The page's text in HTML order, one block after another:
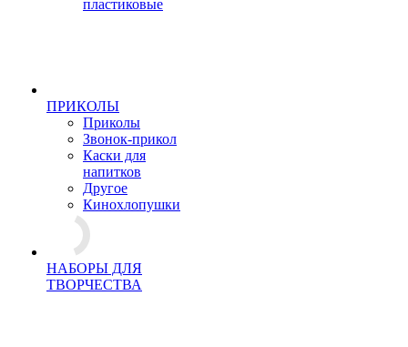
пластиковые
ПРИКОЛЫ
Приколы
Звонок-прикол
Каски для
напитков
Другое
Кинохлопушки
НАБОРЫ ДЛЯ
ТВОРЧЕСТВА